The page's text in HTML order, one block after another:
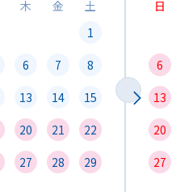
木 金
土
1
6 7
8
13 14
15
20 21
22
27 28
29
日
6
13
20
27